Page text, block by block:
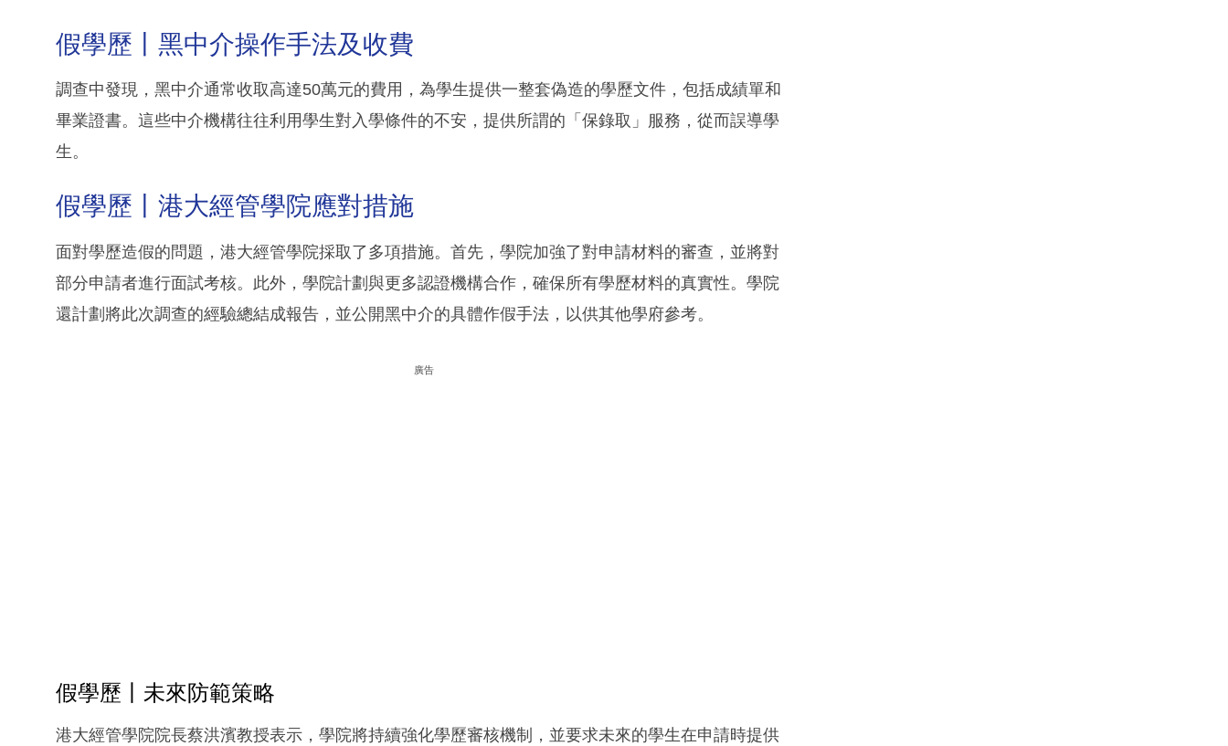
假學歷丨黑中介操作手法及收費
調查中發現，黑中介通常收取高達50萬元的費用，為學生提供一整套偽造的學歷文件，包括成績單和
畢業證書。這些中介機構往往利用學生對入學條件的不安，提供所謂的「保錄取」服務，從而誤導學
生。
假學歷丨港大經管學院應對措施
面對學歷造假的問題，港大經管學院採取了多項措施。首先，學院加強了對申請材料的審查，並將對
部分申請者進行面試考核。此外，學院計劃與更多認證機構合作，確保所有學歷材料的真實性。學院
還計劃將此次調查的經驗總結成報告，並公開黑中介的具體作假手法，以供其他學府參考。
廣告
假學歷丨未來防範策略
港大經管學院院長蔡洪濱教授表示，學院將持續強化學歷審核機制，並要求未來的學生在申請時提供